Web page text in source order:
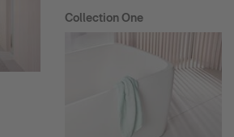
Collection One